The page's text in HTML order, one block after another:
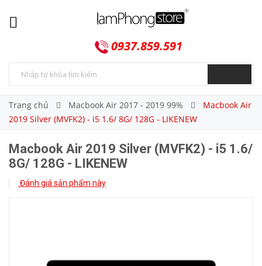
0937.859.591
Trang chủ Macbook Air 2017 - 2019 99%
Macbook Air
2019 Silver (MVFK2) - i5 1.6/ 8G/ 128G - LIKENEW
Macbook Air 2019 Silver (MVFK2) - i5 1.6/
8G/ 128G - LIKENEW
Đánh giá sản phẩm này